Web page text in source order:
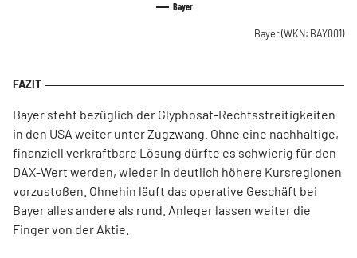
Bayer
Bayer(WKN: BAY001)
Bayer steht bezüglich der Glyphosat-Rechtsstreitigkeiten
in den USA weiter unter Zugzwang. Ohne eine nachhaltige,
finanziell verkraftbare Lösung dürfte es schwierig für den
DAX-Wert werden, wieder in deutlich höhere Kursregionen
vorzustoßen. Ohnehin läuft das operative Geschäft bei
Bayer alles andere als rund. Anleger lassen weiter die
Finger von der Aktie.